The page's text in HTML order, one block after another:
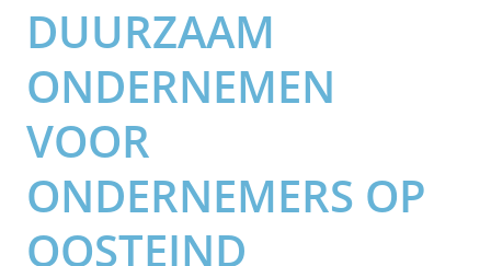
DUURZAAM
ONDERNEMEN
VOOR
ONDERNEMERS OP
OOSTEIND